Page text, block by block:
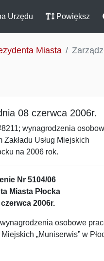
Urzędu Powiększ
Miasta
08 czerwca 2006r.
wynagrodzenia
Usług Miejskich
na 2006 rok.
Nr 5104/06
Miasta Płocka
2006r.
osobowe
„Muniserwis” w